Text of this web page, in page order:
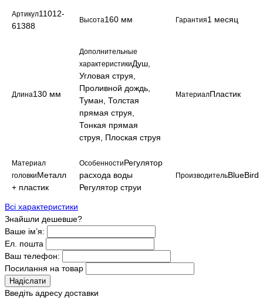
Артикул11012-
61388
Высота160 мм Гарантия1 месяц
Длина130 мм
Дополнительные
характеристикиДуш,
Угловая струя,
Проливной дождь,
Туман, Толстая
прямая струя,
Тонкая прямая
струя, Плоская струя
МатериалПластик
Материал
головкиМеталл
+ пластик
ОсобенностиРегулятор
расхода воды
Регулятор струи
ПроизводительBlueBird
Всі характеристики
Знайшли дешевше?
Ваше ім’я:
Ел. пошта
Ваш телефон:
Посилання на товар
Надіслати
Введіть адресу доставки